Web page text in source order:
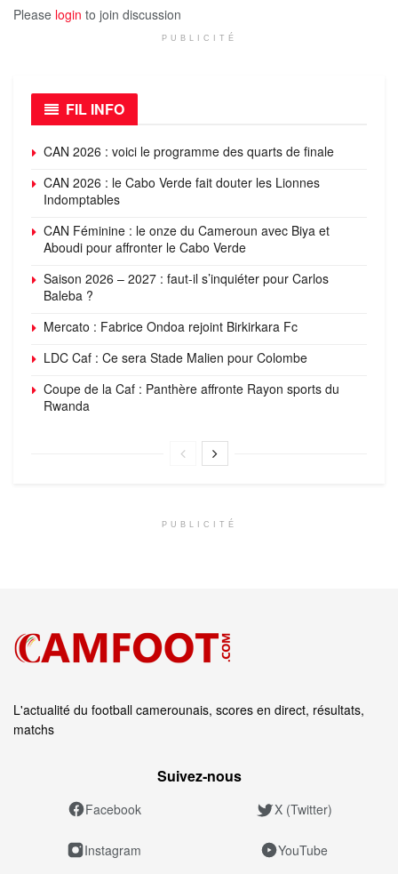
Please login to join discussion
PUBLICITÉ
FIL INFO
CAN 2026 : voici le programme des quarts de finale
CAN 2026 : le Cabo Verde fait douter les Lionnes
Indomptables
CAN Féminine : le onze du Cameroun avec Biya et
Aboudi pour affronter le Cabo Verde
Saison 2026 – 2027 : faut-il s’inquiéter pour Carlos
Baleba ?
Mercato : Fabrice Ondoa rejoint Birkirkara Fc
LDC Caf : Ce sera Stade Malien pour Colombe
Coupe de la Caf : Panthère affronte Rayon sports du
Rwanda
PUBLICITÉ
L'actualité du football camerounais, scores en direct, résultats,
matchs
Suivez‑nous
Facebook X (Twitter)
Instagram YouTube